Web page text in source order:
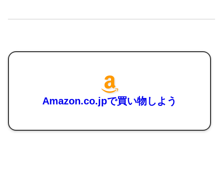
Amazon.co.jpで買い物しよう